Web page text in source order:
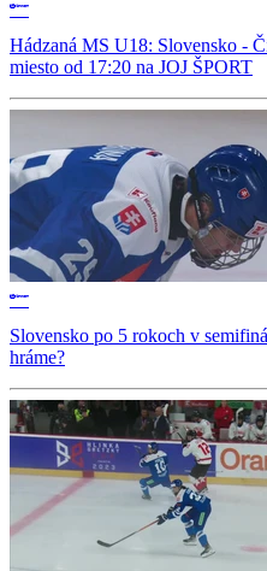
Hádzaná MS U18: Slovensko -
miesto od 17:20 na JOJ ŠPORT
Slovensko po 5 rokoch v
hráme?